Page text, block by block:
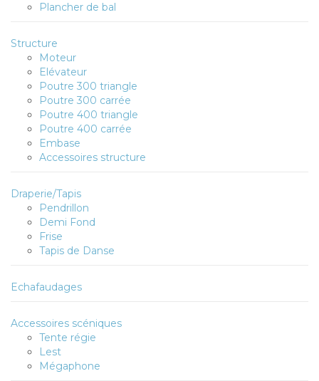
Plancher de bal
Structure
Moteur
Elévateur
Poutre 300 triangle
Poutre 300 carrée
Poutre 400 triangle
Poutre 400 carrée
Embase
Accessoires structure
Draperie/Tapis
Pendrillon
Demi Fond
Frise
Tapis de Danse
Echafaudages
Accessoires scéniques
Tente régie
Lest
Mégaphone